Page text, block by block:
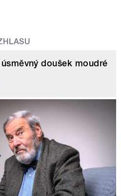
doušek moudré